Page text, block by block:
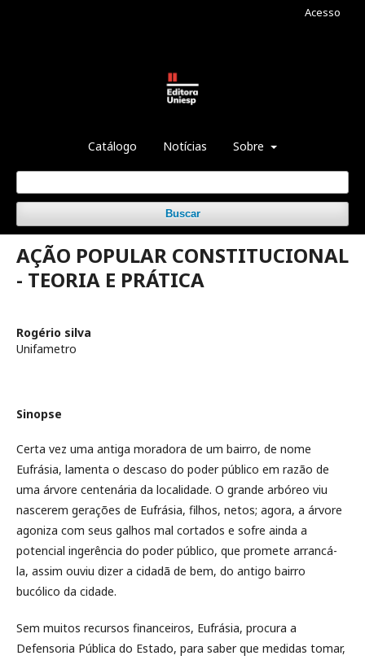
Catálogo Notícias Sobre
Buscar
Acesso
AÇÃO POPULAR CONSTITUCIONAL
- TEORIA E PRÁTICA
Rogério silva
Unifametro
Sinopse
Certa vez uma antiga moradora de um bairro, de nome
Eufrásia, lamenta o descaso do poder público em razão de
uma árvore centenária da localidade. O grande arbóreo viu
nascerem gerações de Eufrásia, filhos, netos; agora, a árvore
agoniza com seus galhos mal cortados e sofre ainda a
potencial ingerência do poder público, que promete arrancá-
la, assim ouviu dizer a cidadã de bem, do antigo bairro
bucólico da cidade.
Sem muitos recursos financeiros, Eufrásia, procura a
Defensoria Pública do Estado, para saber que medidas tomar,